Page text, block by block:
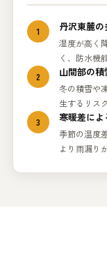
1 丹沢東麓
湿度が高く
く、防水機
2
山間部の
冬の積雪や
生するリス
3
寒暖差に
季節の温度
より雨漏り